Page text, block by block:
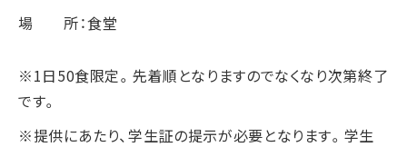
場 所：食堂
※1日50食限定。先着順となりますのでなくなり次第終了
です。
※提供にあたり、学生証の提示が必要となります。学生